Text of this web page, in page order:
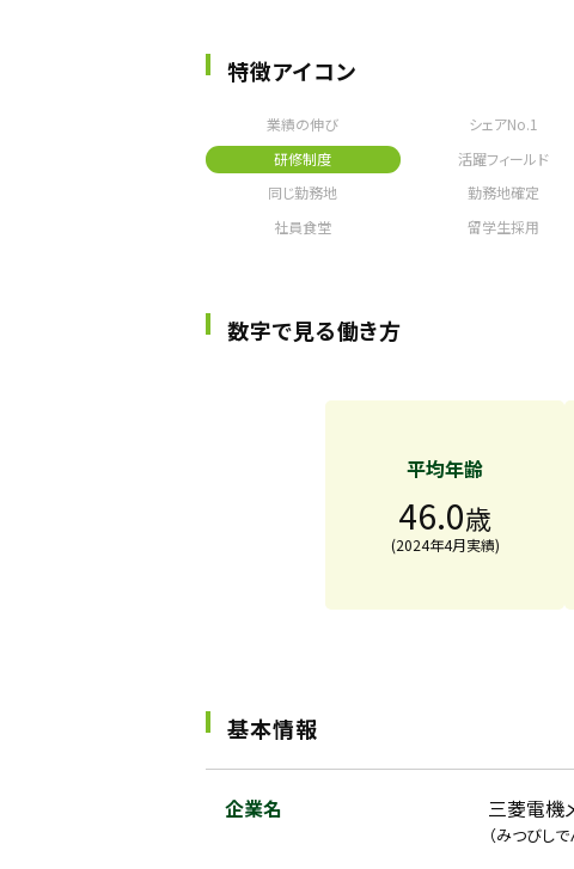
特徴アイコン
業績の伸び シェアNo.1
研修制度
活躍フィールド
同じ勤務地
勤務地確定
社員食堂
留学生採用
数字で見る働き方
平均年齢
46.0歳
(2024年4月実績)
基本情報
企業名 三菱電機
（みつびし